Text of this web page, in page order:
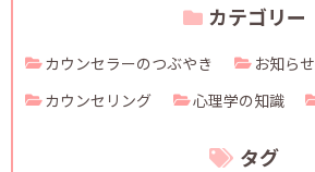
カテゴリー
カウンセラーのつぶやき
お知らせ
カウンセリング
心理学の知識
タグ